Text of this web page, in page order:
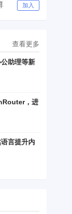
加入
查看更多
助理等新
，进
言提升内